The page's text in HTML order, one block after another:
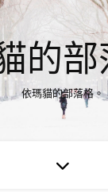
的
依瑪貓的部落格。